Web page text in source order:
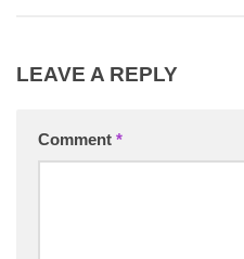
LEAVE A REPLY
Comment *